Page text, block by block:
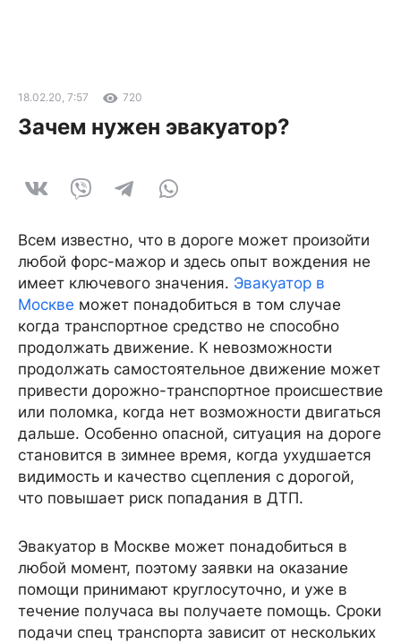
18.02.20, 7:57 720
Зачем нужен эвакуатор?
Всем известно, что в дороге может произойти
любой форс-мажор и здесь опыт вождения не
имеет ключевого значения. Эвакуатор в
Москве может понадобиться в том случае
когда транспортное средство не способно
продолжать движение. К невозможности
продолжать самостоятельное движение может
привести дорожно-транспортное происшествие
или поломка, когда нет возможности двигаться
дальше. Особенно опасной, ситуация на дороге
становится в зимнее время, когда ухудшается
видимость и качество сцепления с дорогой,
что повышает риск попадания в ДТП.
Эвакуатор в Москве может понадобиться в
любой момент, поэтому заявки на оказание
помощи принимают круглосуточно, и уже в
течение получаса вы получаете помощь. Сроки
подачи спец транспорта зависит от нескольких